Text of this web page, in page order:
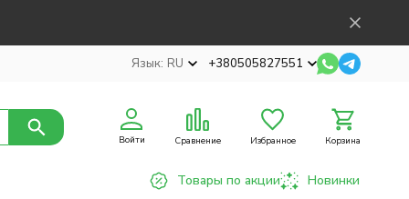
Язык: RU +380505827551
Войти Сравнение Избранное Корзина
Товары по акции Новинки